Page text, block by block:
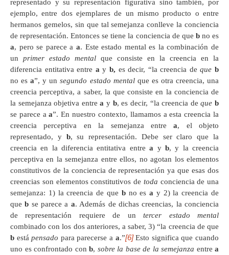
representado y su representación figurativa sino también, por
ejemplo, entre dos ejemplares de un mismo producto o entre
hermanos gemelos, sin que tal semejanza conlleve la conciencia
de representación. Entonces se tiene la conciencia de que bno es
a, pero se parece a a. Este estado mental es la combinación de
un primer estado mental que consiste en la creencia en la
diferencia entitativa entre a y b, es decir, “la creencia deque b
no esa”, y unsegundo estado mentalque es otra creencia, una
creencia perceptiva, a saber, la que consiste en la conciencia de
la semejanza objetiva entrea y b, es decir, “la creencia deque b
se parece aa”. En nuestro contexto, llamamos a esta creencia la
creencia perceptiva en la semejanza entrea, el objeto
representado, y b, su representación. Debe ser claro que la
creencia en la diferencia entitativa entrea y b, y la creencia
perceptiva en la semejanza entre ellos, no agotan los elementos
constitutivos de la conciencia de representación ya que esas dos
creencias son elementos constitutivos de toda conciencia de una
semejanza: 1) la creencia de que bno esa y 2) la creencia de
queb se parece a a. Además de dichas creencias, la conciencia
de representación requiere de untercer estado mental
combinado con los dos anteriores, a saber, 3) “la creencia de que
b estápensado para parecerse a a.”[6]Esto significa que cuando
uno es confrontado con b, sobre la base de la semejanza entre a